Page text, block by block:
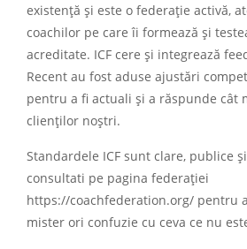
existență și este o federație activă,
coachilor pe care îi formează și
acreditate. ICF cere și integrează
Recent au fost aduse ajustări
pentru a fi actuali și a răspunde cât
clienților noștri.
Standardele ICF sunt clare, publice
consultati pe pagina federației
https://coachfederation.org/ pentru
mister ori confuzie cu ceva ce nu